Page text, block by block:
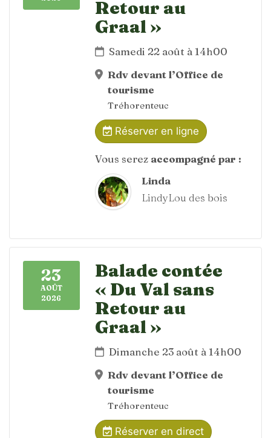
Retour au
Graal »
Samedi 22 août à 14h00
Rdv devant l’Office de
tourisme
Tréhorenteuc
Réserver en ligne
Vous serez accompagné par :
Linda
LindyLou des bois
23
AOÛT
2026
Balade contée
« Du Val sans
Retour au
Graal »
Dimanche 23 août à 14h00
Rdv devant l’Office de
tourisme
Tréhorenteuc
Réserver en direct